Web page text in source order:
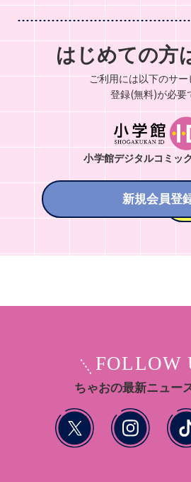
はじめての方
ご利用には以下のサー
登録(無料)が必要
小学館デジタルコミッ
新規会員登
FOLLOW
ちゃおの最新ニュー